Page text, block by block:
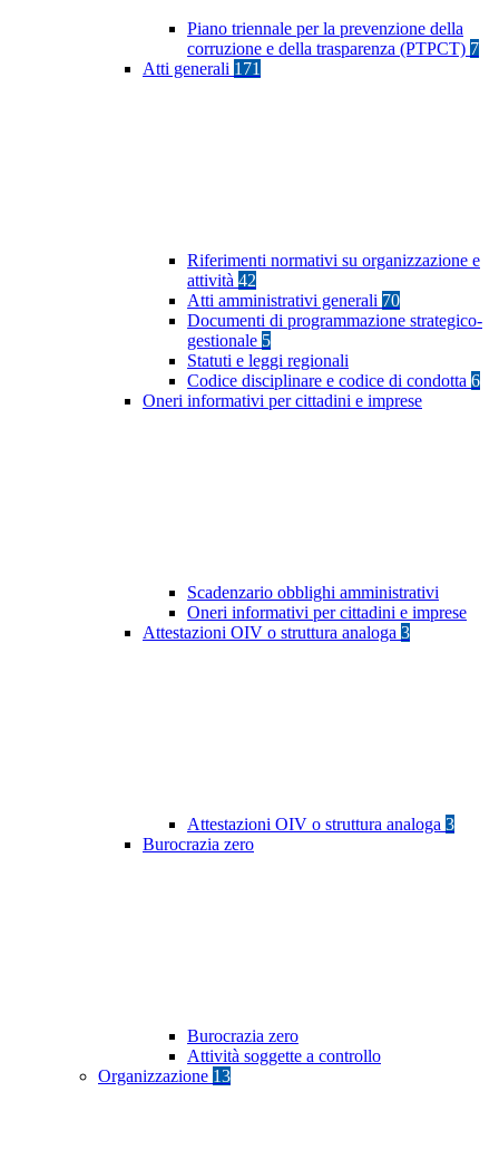
Piano triennale per la prevenzione della
corruzione e della trasparenza (PTPCT) 7
Atti generali 171
Riferimenti normativi su organizzazione e
attività 42
Atti amministrativi generali 70
Documenti di programmazione strategico-
gestionale 5
Statuti e leggi regionali
Codice disciplinare e codice di condotta 6
Oneri informativi per cittadini e imprese
Scadenzario obblighi amministrativi
Oneri informativi per cittadini e imprese
Attestazioni OIV o struttura analoga 3
Attestazioni OIV o struttura analoga 3
Burocrazia zero
Burocrazia zero
Attività soggette a controllo
Organizzazione 13